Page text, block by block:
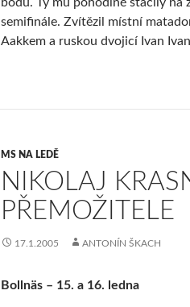
semifinále. Zvítězil místní
Aakkem a ruskou dvojicí Ivan
MS NA LEDĚ
NIKOLAJ
PŘEMOŽITELE
17.1.2005 ANTONÍN ŠKACH
Bollnäs – 15. a 16. ledna